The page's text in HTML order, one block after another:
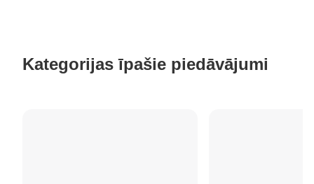
Kategorijas īpašie piedāvājumi